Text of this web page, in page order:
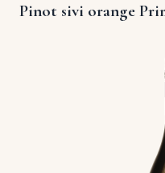
Pinot sivi orange